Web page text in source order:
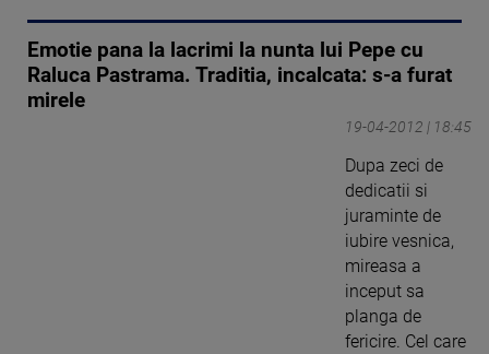
Emotie pana la lacrimi la nunta lui Pepe cu
Raluca Pastrama. Traditia, incalcata: s-a furat
mirele
19-04-2012 | 18:45
Dupa zeci de
dedicatii si
juraminte de
iubire vesnica,
mireasa a
inceput sa
planga de
fericire. Cel care